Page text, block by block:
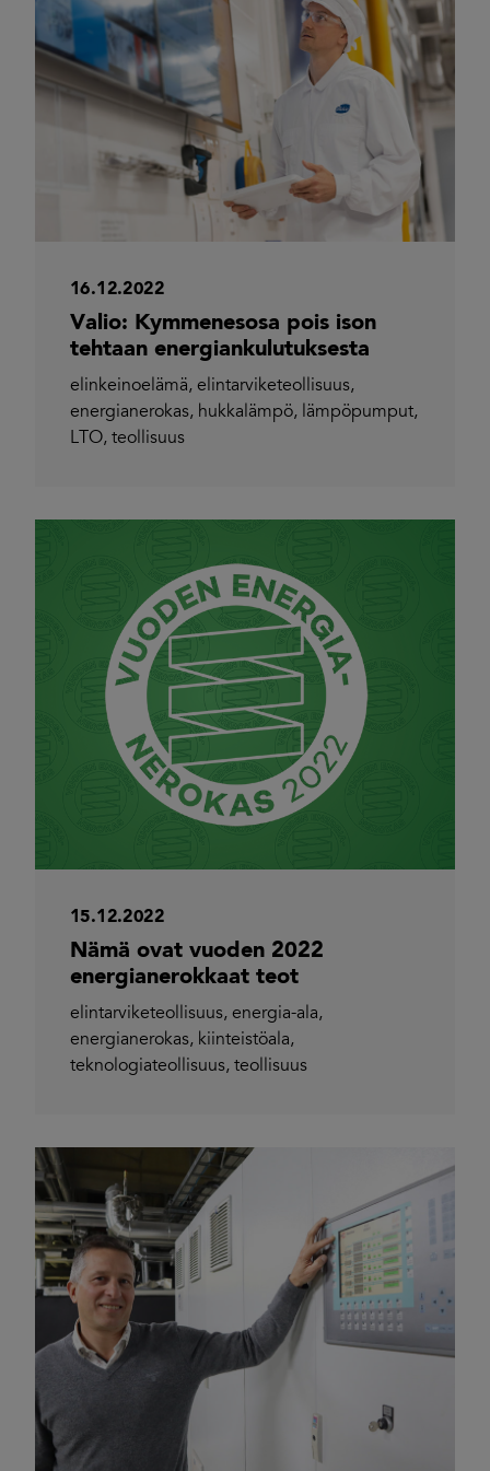
16.12.2022
Valio: Kymmenesosa pois ison
tehtaan energiankulutuksesta
elinkeinoelämä, elintarviketeollisuus,
energianerokas, hukkalämpö, lämpöpumput,
LTO, teollisuus
15.12.2022
Nämä ovat vuoden 2022
energianerokkaat teot
elintarviketeollisuus, energia-ala,
energianerokas, kiinteistöala,
teknologiateollisuus, teollisuus